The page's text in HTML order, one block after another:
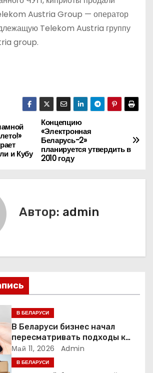
Austria Group — оператор
Telekom Austria группу
group.
Концепцию
«Электронная
Беларусь-2»
планируется утвердить в
2010 году
и Кубу
Автор: admin
В БЕЛАРУСИ
В Беларуси бизнес начал
пересматривать подходы к
маркетингу и digital-рекламе
Май 11, 2026 Admin
В БЕЛАРУСИ